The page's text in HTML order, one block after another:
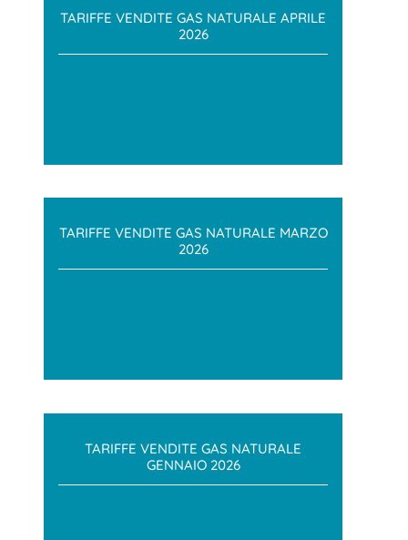
TARIFFE VENDITE GAS NATURALE APRILE
2026
TARIFFE VENDITE GAS NATURALE MARZO
2026
TARIFFE VENDITE GAS NATURALE
GENNAIO 2026